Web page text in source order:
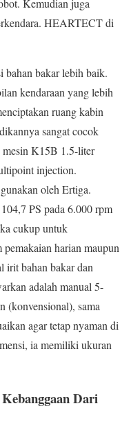
Kemudian juga
HEARTECT di
bahan bakar lebih baik.
kendaraan yang lebih
ruang kabin
sangat cocok
K15B 1.5-liter
injection.
oleh Ertiga.
PS pada 6.000 rpm
cukup untuk
harian maupun
irit bahan bakar dan
adalah manual 5-
(konvensional), sama
agar tetap nyaman di
ia memiliki ukuran
Dari